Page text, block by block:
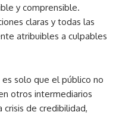
y comprensible.
claras y todas las
atribuibles a culpables
solo que el público no
otros intermediarios
crisis de credibilidad,